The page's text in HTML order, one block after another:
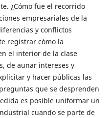
¿Cómo fue el recorrido
empresariales de la
y conflictos
registrar cómo la
el interior de la clase
de aunar intereses y
y hacer públicas las
que se desprenden
es posible uniformar un
cuando se parte de